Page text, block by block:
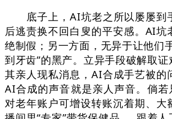
底子上，AI坑老之所以屡屡到
后逃责换不回白叟的平安感。AI坑
绝制假；另一方面，无异于让他们
到牙齿”的黑产。立异手段破解取
其亲人现私消息，AI合成手艺被的
AI合成的声音就是亲人声音。倘若
对老年账户可增设转账沉着期、大